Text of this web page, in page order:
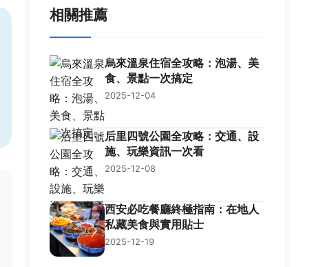
相關推薦
烏來溫泉住宿全攻略：泡湯、美
食、景點一次搞定
2025-12-04
后里四號公園全攻略：交通、設
施、玩樂資訊一次看
2025-12-08
西安必吃餐廳終極指南：在地人
私藏美食與實用貼士
2025-12-19